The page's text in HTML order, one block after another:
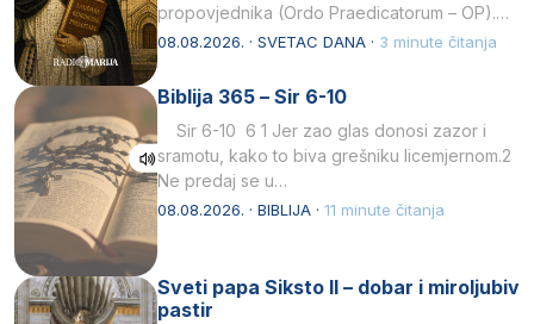
propovjednika (Ordo Praedicatorum – OP).
Svojim životom, dubokom ljubavlju prema
08.08.2026. · SVETAC DANA · 3 minute čitanja
Biblija 365 – Sir 6-10
Sir 6-10 6 1 Jer zao glas donosi zazor i
sramotu, kako to biva grešniku licemjernom.2
Ne predaj se u…
08.08.2026. · BIBLIJA · 11 minute čitanja
Sveti papa Siksto II – dobar i miroljubiv
pastir